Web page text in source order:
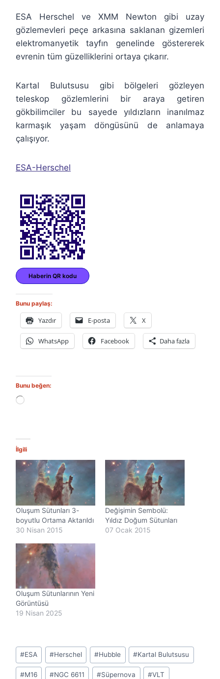
ESA Herschel ve XMM Newton gibi uzay
gözlemevleri peçe arkasına saklanan gizemleri
elektromanyetik tayfın genelinde göstererek
evrenin tüm güzelliklerini ortaya çıkarır.
Kartal Bulutsusu gibi bölgeleri gözleyen
teleskop gözlemlerini bir araya getiren
gökbilimciler bu sayede yıldızların inanılmaz
karmaşık yaşam döngüsünü de anlamaya
çalışıyor.
ESA-Herschel
Haberin QR kodu
Bunu paylaş:
Yazdır E-posta X
WhatsApp Facebook Daha fazla
Bunu beğen:
Y
n
y
.
İlgili
Oluşum Sütunları 3-
boyutlu Ortama Aktarıldı
30 Nisan 2015
Değişimin Sembolü:
Yıldız Doğum Sütunları
07 Ocak 2015
Oluşum Sütunlarının Yeni
Görüntüsü
19 Nisan 2025
Post
Tags:
#ESA #Herschel #Hubble #Kartal Bulutsusu
#M16 #NGC 6611 #Süpernova #VLT